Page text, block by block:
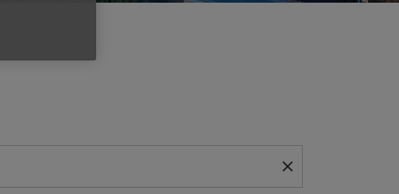
close
para encontrar ofertas.